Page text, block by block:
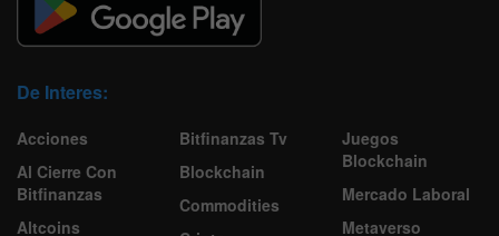
De Interes:
Acciones
Al Cierre Con
Bitfinanzas
Altcoins
Bitfinanzas Tv
Blockchain
Commodities
Juegos
Blockchain
Mercado Laboral
Metaverso